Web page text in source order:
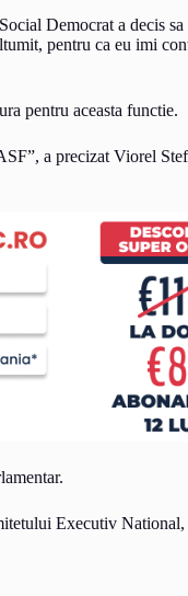
Democrat a decis
pentru ca eu imi
pentru aceasta functie.
a precizat Viorel
Executiv